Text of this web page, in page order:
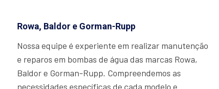
Rowa, Baldor e Gorman-Rupp
Nossa equipe é experiente em realizar manutenção
e reparos em bombas de água das marcas Rowa,
Baldor e Gorman-Rupp. Compreendemos as
necessidades específicas de cada modelo e